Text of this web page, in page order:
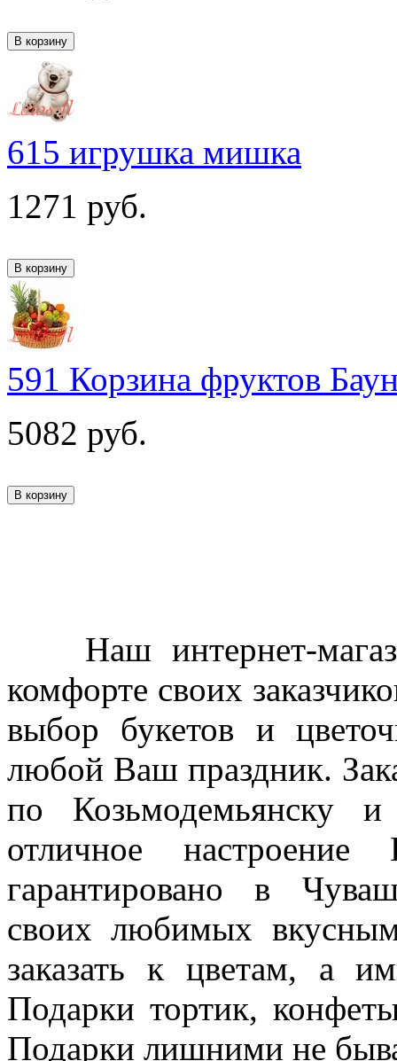
615 игрушка мишка
1271 руб.
591 Корзина фруктов
5082 руб.
Наш интернет-
комфорте своих
выбор букетов и
любой Ваш праздник.
по Козьмодемьянску
отличное
гарантировано в
своих любимых
заказать к цветам, а
Подарки тортик,
Подарки лишними не